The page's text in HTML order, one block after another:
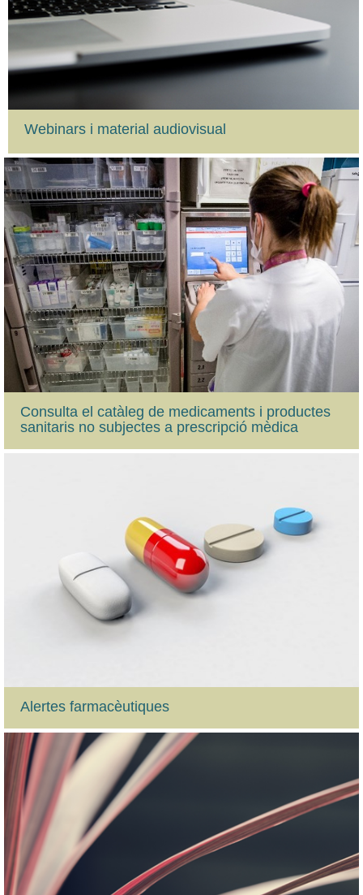
Webinars i material audiovisual
Consulta el catàleg de medicaments i productes
sanitaris no subjectes a prescripció mèdica
Alertes farmacèutiques